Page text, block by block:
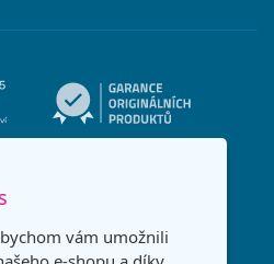
vám umožnili